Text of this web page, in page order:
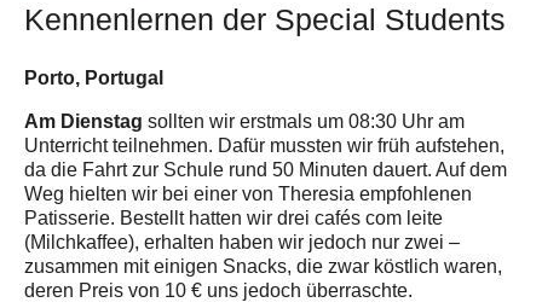
Kennenlernen der Special Students
Porto, Portugal
Am Dienstag sollten wir erstmals um 08:30 Uhr am
Unterricht teilnehmen. Dafür mussten wir früh aufstehen,
da die Fahrt zur Schule rund 50 Minuten dauert. Auf dem
Weg hielten wir bei einer von Theresia empfohlenen
Patisserie. Bestellt hatten wir drei cafés com leite
(Milchkaffee), erhalten haben wir jedoch nur zwei –
zusammen mit einigen Snacks, die zwar köstlich waren,
deren Preis von 10 € uns jedoch überraschte.